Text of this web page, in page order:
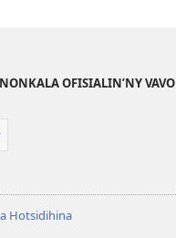
OFISIALIN’NY
Hotsidihina